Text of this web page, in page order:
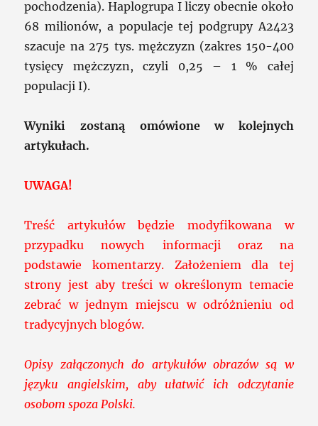
pochodzenia). Haplogrupa I liczy obecnie około
68 milionów, a populacje tej podgrupy A2423
szacuje na 275 tys. mężczyzn (zakres 150-400
tysięcy mężczyzn, czyli 0,25 – 1 % całej
populacji I).
Wyniki zostaną omówione w kolejnych
artykułach.
UWAGA!
Treść artykułów będzie modyfikowana w
przypadku nowych informacji oraz na
podstawie komentarzy. Założeniem dla tej
strony jest aby treści w określonym temacie
zebrać w jednym miejscu w odróżnieniu od
tradycyjnych blogów.
Opisy załączonych do artykułów obrazów są w
języku angielskim, aby ułatwić ich odczytanie
osobom spoza Polski.